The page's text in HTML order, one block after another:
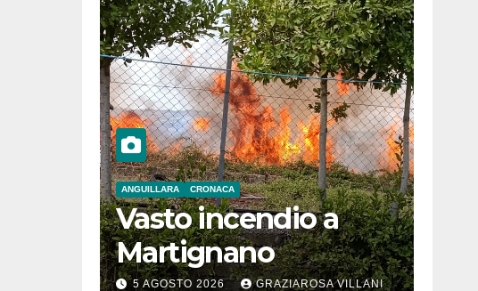
ANGUILLARA CRONACA
Vasto incendio a
Martignano
5 AGOSTO 2026 GRAZIAROSA VILLANI